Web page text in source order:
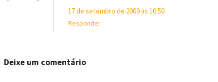
17 de setembro de 2009 às 10:50
Responder
Deixe um comentário